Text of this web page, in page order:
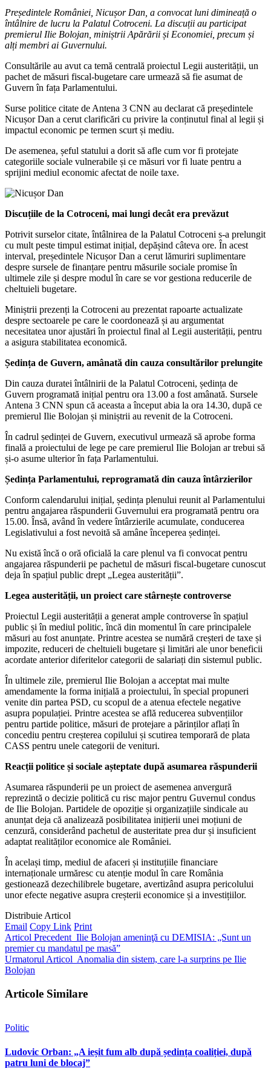
Președintele României, Nicușor Dan, a convocat luni dimineață o
întâlnire de lucru la Palatul Cotroceni. La discuții au participat
premierul Ilie Bolojan, miniștrii Apărării și Economiei, precum și
alți membri ai Guvernului.
Consultările au avut ca temă centrală proiectul Legii austerității, un
pachet de măsuri fiscal-bugetare care urmează să fie asumat de
Guvern în fața Parlamentului.
Surse politice citate de Antena 3 CNN au declarat că președintele
Nicușor Dan a cerut clarificări cu privire la conținutul final al legii și
impactul economic pe termen scurt și mediu.
De asemenea, șeful statului a dorit să afle cum vor fi protejate
categoriile sociale vulnerabile și ce măsuri vor fi luate pentru a
sprijini mediul economic afectat de noile taxe.
Discuțiile de la Cotroceni, mai lungi decât era prevăzut
Potrivit surselor citate, întâlnirea de la Palatul Cotroceni s-a prelungit
cu mult peste timpul estimat inițial, depășind câteva ore. În acest
interval, președintele Nicușor Dan a cerut lămuriri suplimentare
despre sursele de finanțare pentru măsurile sociale promise în
ultimele zile și despre modul în care se vor gestiona reducerile de
cheltuieli bugetare.
Miniștrii prezenți la Cotroceni au prezentat rapoarte actualizate
despre sectoarele pe care le coordonează și au argumentat
necesitatea unor ajustări în proiectul final al Legii austerității, pentru
a asigura stabilitatea economică.
Ședința de Guvern, amânată din cauza consultărilor prelungite
Din cauza duratei întâlnirii de la Palatul Cotroceni, ședința de
Guvern programată inițial pentru ora 13.00 a fost amânată. Sursele
Antena 3 CNN spun că aceasta a început abia la ora 14.30, după ce
premierul Ilie Bolojan și miniștrii au revenit de la Cotroceni.
În cadrul ședinței de Guvern, executivul urmează să aprobe forma
finală a proiectului de lege pe care premierul Ilie Bolojan ar trebui să
și-o asume ulterior în fața Parlamentului.
Ședința Parlamentului, reprogramată din cauza întârzierilor
Conform calendarului inițial, ședința plenului reunit al Parlamentului
pentru angajarea răspunderii Guvernului era programată pentru ora
15.00. Însă, având în vedere întârzierile acumulate, conducerea
Legislativului a fost nevoită să amâne începerea ședinței.
Nu există încă o oră oficială la care plenul va fi convocat pentru
angajarea răspunderii pe pachetul de măsuri fiscal-bugetare cunoscut
deja în spațiul public drept „Legea austerității”.
Legea austerității, un proiect care stârnește controverse
Proiectul Legii austerității a generat ample controverse în spațiul
public și în mediul politic, încă din momentul în care principalele
măsuri au fost anunțate. Printre acestea se numără creșteri de taxe și
impozite, reduceri de cheltuieli bugetare și limitări ale unor beneficii
acordate anterior diferitelor categorii de salariați din sistemul public.
În ultimele zile, premierul Ilie Bolojan a acceptat mai multe
amendamente la forma inițială a proiectului, în special propuneri
venite din partea PSD, cu scopul de a atenua efectele negative
asupra populației. Printre acestea se află reducerea subvențiilor
pentru partide politice, măsuri de protejare a părinților aflați în
concediu pentru creșterea copilului și scutirea temporară de plata
CASS pentru unele categorii de venituri.
Reacții politice și sociale așteptate după asumarea răspunderii
Asumarea răspunderii pe un proiect de asemenea anvergură
reprezintă o decizie politică cu risc major pentru Guvernul condus
de Ilie Bolojan. Partidele de opoziție și organizațiile sindicale au
anunțat deja că analizează posibilitatea inițierii unei moțiuni de
cenzură, considerând pachetul de austeritate prea dur și insuficient
adaptat realităților economice ale României.
În același timp, mediul de afaceri și instituțiile financiare
internaționale urmăresc cu atenție modul în care România
gestionează dezechilibrele bugetare, avertizând asupra pericolului
unor efecte negative asupra creșterii economice și a investițiilor.
Distribuie Articol
Email Copy Link Print
Articol Precedent Ilie Bolojan ameninţă cu DEMISIA: „Sunt un
premier cu mandatul pe masă”
Urmatorul Articol Anomalia din sistem, care l-a surprins pe Ilie
Bolojan
Articole Similare
Politic
Ludovic Orban: „A ieșit fum alb după ședința coaliției, după
patru luni de blocaj”